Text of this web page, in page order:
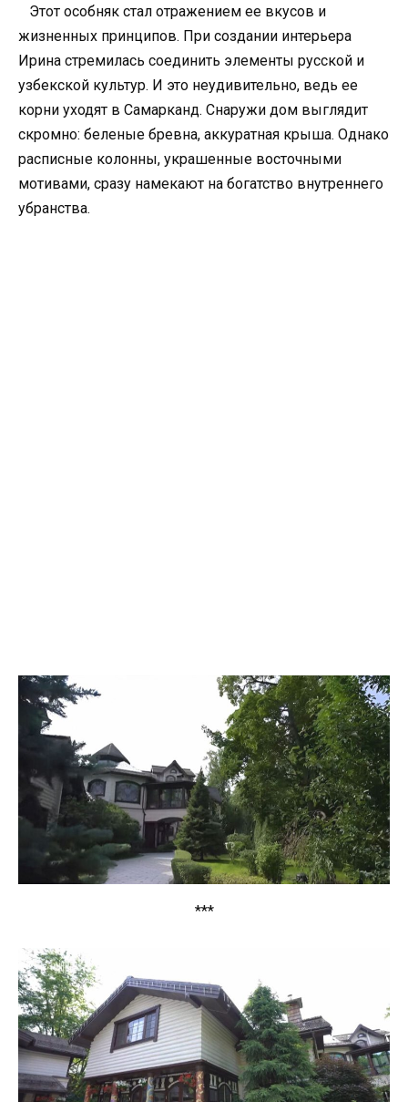
Этот особняк стал отражением ее вкусов и
жизненных принципов. При создании интерьера
Ирина стремилась соединить элементы русской и
узбекской культур. И это неудивительно, ведь ее
корни уходят в Самарканд. Снаружи дом выглядит
скромно: беленые бревна, аккуратная крыша. Однако
расписные колонны, украшенные восточными
мотивами, сразу намекают на богатство внутреннего
убранства.
***